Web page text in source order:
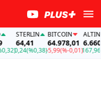
STERLIN
64,41
0,24(%0,38)
BITCOIN
64.978,01
-5,99(%-0,01)
ALTIN
167,96